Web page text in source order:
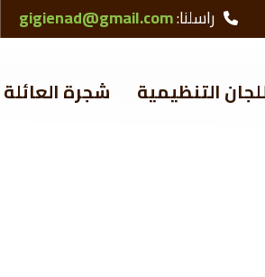
راسلنا:gigienad@gmail.com
التنظيمية شجرة العائلة